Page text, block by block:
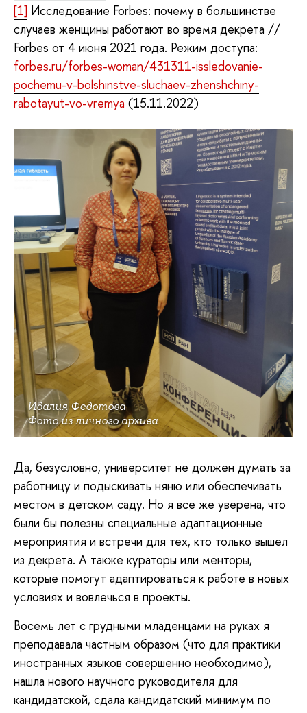
[1] Исследование Forbes: почему в большинстве
случаев женщины работают во время декрета //
Forbes от 4 июня 2021 года. Режим доступа:
forbes.ru/forbes-woman/431311-issledovanie-
pochemu-v-bolshinstve-sluchaev-zhenshchiny-
rabotayut-vo-vremya (15.11.2022)
Идалия Федотова
Фото из личного архива
Да, безусловно, университет не должен думать за
работницу и подыскивать няню или обеспечивать
местом в детском саду. Но я все же уверена, что
были бы полезны специальные адаптационные
мероприятия и встречи для тех, кто только вышел
из декрета. А также кураторы или менторы,
которые помогут адаптироваться к работе в новых
условиях и вовлечься в проекты.
Восемь лет с грудными младенцами на руках я
преподавала частным образом (что для практики
иностранных языков совершенно необходимо),
нашла нового научного руководителя для
кандидатской, сдала кандидатский минимум по